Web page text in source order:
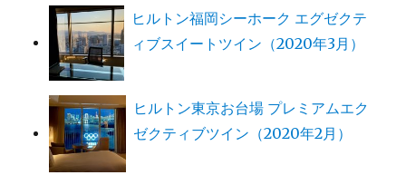
ヒルトン福岡シーホーク エグゼクテ
ィブスイートツイン（2020年3月）
ヒルトン東京お台場 プレミアムエク
ゼクティブツイン（2020年2月）